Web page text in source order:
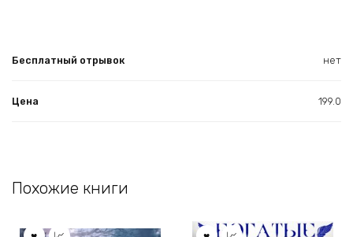
Бесплатный отрывок нет
Цена 199.0
Похожие книги